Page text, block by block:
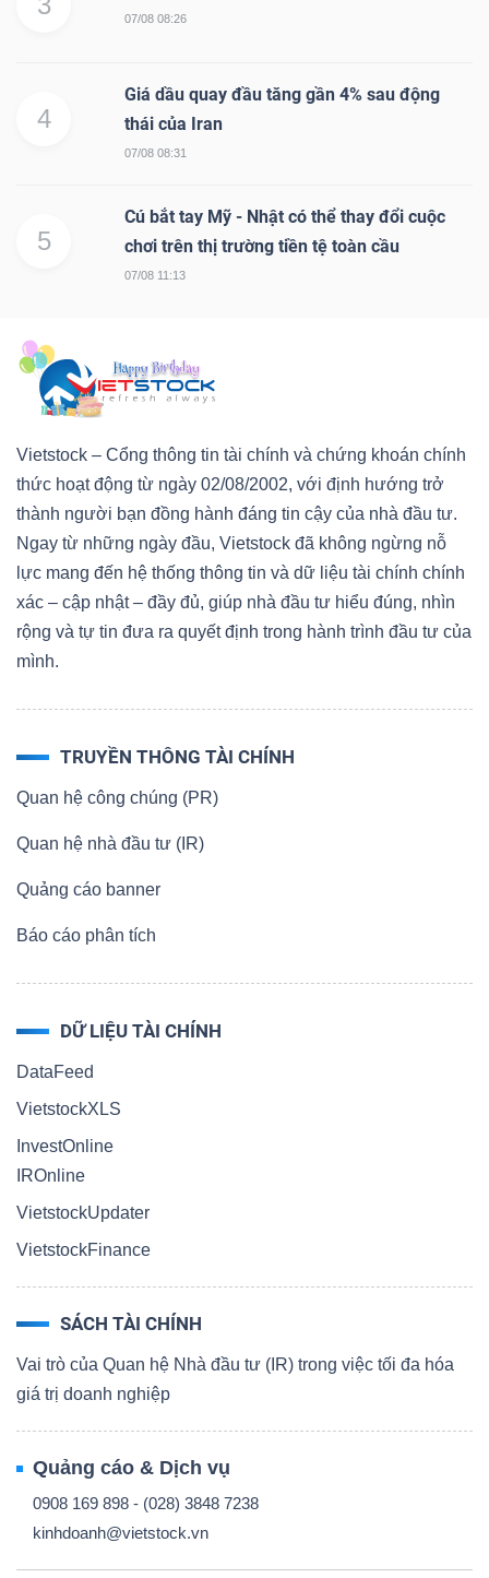
07/08 08:26
4
Giá dầu quay đầu tăng gần 4% sau động
thái của Iran
07/08 08:31
5
Cú bắt tay Mỹ - Nhật có thể thay đổi cuộc
chơi trên thị trường tiền tệ toàn cầu
07/08 11:13
Vietstock – Cổng thông tin tài chính và chứng khoán chính
thức hoạt động từ ngày 02/08/2002, với định hướng trở
thành người bạn đồng hành đáng tin cậy của nhà đầu tư.
Ngay từ những ngày đầu, Vietstock đã không ngừng nỗ
lực mang đến hệ thống thông tin và dữ liệu tài chính chính
xác – cập nhật – đầy đủ, giúp nhà đầu tư hiểu đúng, nhìn
rộng và tự tin đưa ra quyết định trong hành trình đầu tư của
mình.
TRUYỀN THÔNG TÀI CHÍNH
Quan hệ công chúng (PR)
Quan hệ nhà đầu tư (IR)
Quảng cáo banner
Báo cáo phân tích
DỮ LIỆU TÀI CHÍNH
DataFeed
VietstockXLS
InvestOnline
IROnline
VietstockUpdater
VietstockFinance
SÁCH TÀI CHÍNH
Vai trò của Quan hệ Nhà đầu tư (IR) trong việc tối đa hóa
giá trị doanh nghiệp
Quảng cáo & Dịch vụ
0908 169 898 - (028) 3848 7238
kinhdoanh@vietstock.vn